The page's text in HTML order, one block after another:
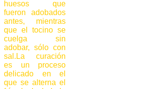
huesos que
fueron adobados
antes, mientras
que el tocino se
cuelga sin
adobar, sólo con
sal.La curación
es un proceso
delicado en el
que se alterna el